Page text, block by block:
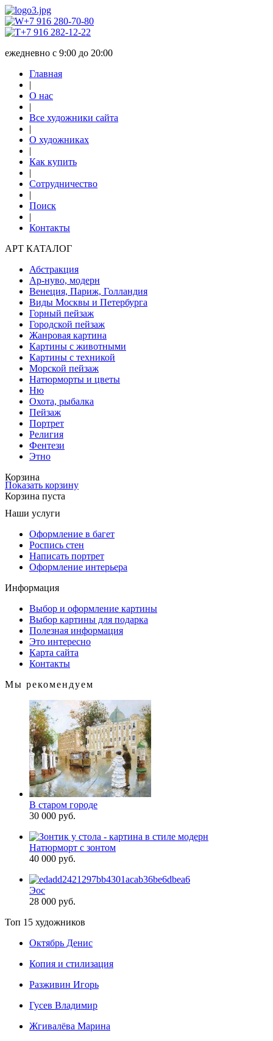
+7 916 280-70-80
+7 916 282-12-22
ежедневно с 9:00 до 20:00
Главная
|
О нас
|
Все художники сайта
|
О художниках
|
Как купить
|
Сотрудничество
|
Поиск
|
Контакты
АРТ КАТАЛОГ
Абстракция
Ар-нуво, модерн
Венеция, Париж, Голландия
Виды Москвы и Петербурга
Горный пейзаж
Городской пейзаж
Жанровая картина
Картины с животными
Картины с техникой
Морской пейзаж
Натюрморты и цветы
Ню
Охота, рыбалка
Пейзаж
Портрет
Религия
Фентези
Этно
Корзина
Показать корзину
Корзина пуста
Наши услуги
Оформление в багет
Роспись стен
Написать портрет
Оформление интерьера
Информация
Выбор и оформление картины
Выбор картины для подарка
Полезная информация
Это интересно
Карта сайта
Контакты
Мы рекомендуем
В старом городе
30 000 руб.
Натюрморт с зонтом
40 000 руб.
Эос
28 000 руб.
Топ 15 художников
Октябрь Денис
Копия и стилизация
Разживин Игорь
Гусев Владимир
Жгивалёва Марина